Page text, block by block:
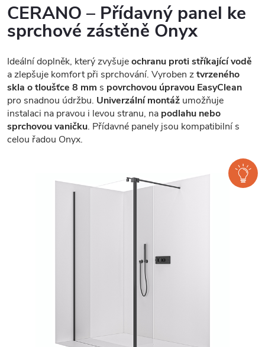
CERANO – Přídavný panel ke
sprchové zástěně Onyx
Ideální doplněk, který zvyšujeochranu proti stříkající vodě
a zlepšuje komfort při sprchování. Vyroben ztvrzeného
skla o tloušťce 8 mm s povrchovou úpravou EasyClean
pro snadnou údržbu. Univerzální montáž umožňuje
instalaci na pravou i levou stranu, na podlahu nebo
sprchovou vaničku. Přídavné panely jsou kompatibilní s
celou řadou Onyx.